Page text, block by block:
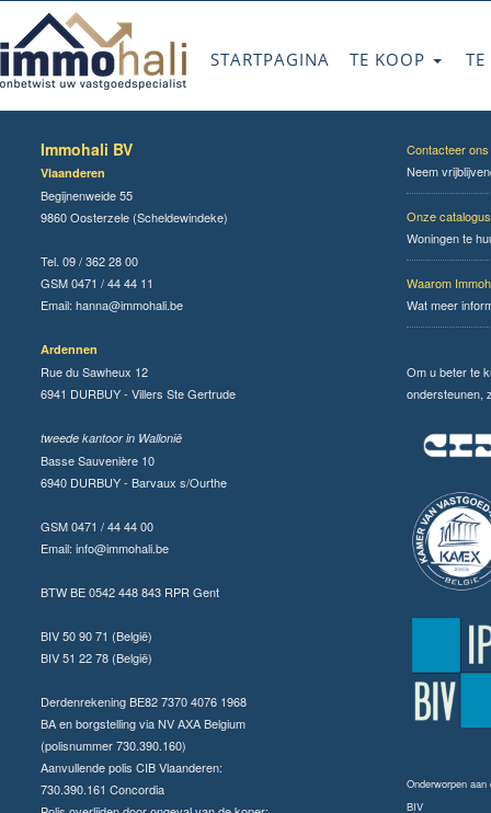
STARTPAGINA TE KOOP
Immohali BV
Vlaanderen
Begijnenweide 55
9860 Oosterzele (Scheldewindeke)
Tel. 09 / 362 28 00
GSM 0471 / 44 44 11
Email: hanna@immohali.be
Ardennen
Rue du Sawheux 12
6941 DURBUY - Villers Ste Gertrude
tweede kantoor in Wallonië
Basse Sauvenière 10
6940 DURBUY - Barvaux s/Ourthe
GSM 0471 / 44 44 00
Email: info@immohali.be
BTW BE 0542 448 843 RPR Gent
BIV 50 90 71 (België)
BIV 51 22 78 (België)
Derdenrekening BE82 7370 4076 1968
BA en borgstelling via NV AXA Belgium
(polisnummer 730.390.160)
Aanvullende polis CIB Vlaanderen:
730.390.161 Concordia
Contacteer ons
Neem
Onze catalogus
Woningen te
Waarom
Wat meer
Om u beter te
ondersteunen,
Onderworpen
BIV